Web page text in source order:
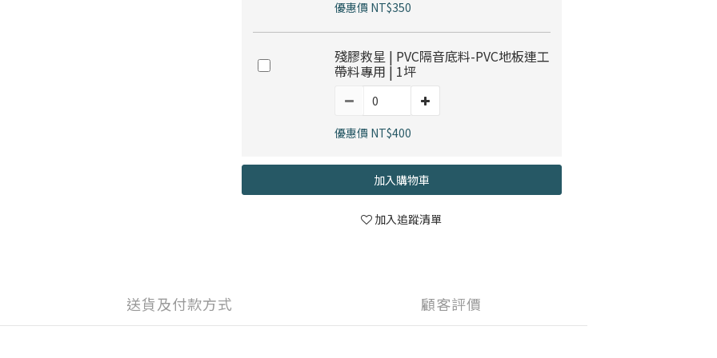
優惠價 NT$350
殘膠救星 | PVC隔音底料-PVC地板連工
帶料專用 | 1坪
優惠價 NT$400
加入購物車
加入追蹤清單
送貨及付款方式 顧客評價